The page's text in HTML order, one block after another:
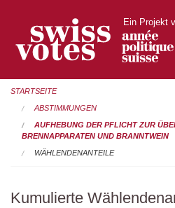
Ein Projekt
STARTSEITE
ABSTIMMUNGEN
AUFHEBUNG DER PFLICHT ZUR
BRENNAPPARATEN UND BRANNTWEIN
WÄHLENDENANTEILE
Kumulierte